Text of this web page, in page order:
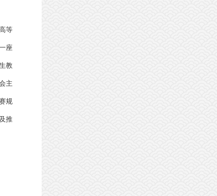
等
座
教
主
规
推